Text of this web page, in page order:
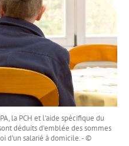
la PCH et l'aide spécifique du
déduits d'emblée des sommes
d'un salarié à domicile. - ©